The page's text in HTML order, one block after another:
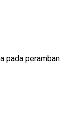
pada peramban